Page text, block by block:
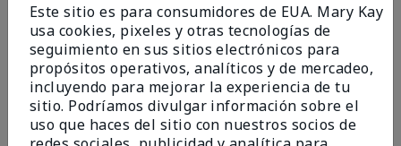
Marcar esta opinión
5
Best foundation brush
Este sitio es para consumidores de EUA. Mary Kay
usa cookies, pixeles y otras tecnologías de
seguimiento en sus sitios electrónicos para
propósitos operativos, analíticos y de mercadeo,
incluyendo para mejorar la experiencia de tu
sitio. Podríamos divulgar información sobre el
uso que haces del sitio con nuestros socios de